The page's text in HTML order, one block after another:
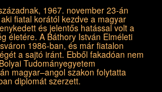
1967. november 23-án
fiatal korától kezdve a magyar
és jelentős hatással volt a
életére. A Báthory István Elméleti
1986-ban, és már fiatalon
a sajtó iránt. Ebből fakadóan nem
Tudományegyetem
magyar–angol szakon folytatta
diplomát szerzett.